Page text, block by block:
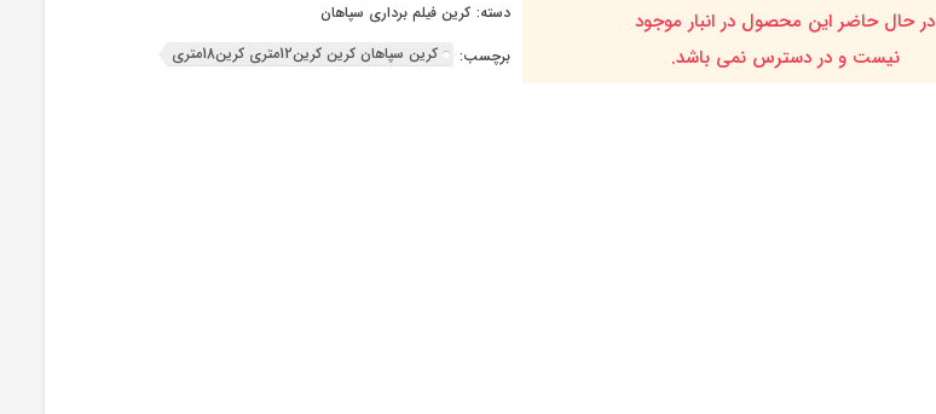
در حال حاضر این محصول در انبار موجود
نیست و در دسترس نمی باشد.
دسته: کرین فیلم برداری سپاهان
برچسب:
کرین سپاهان کرین کرین12متری کرین18متری